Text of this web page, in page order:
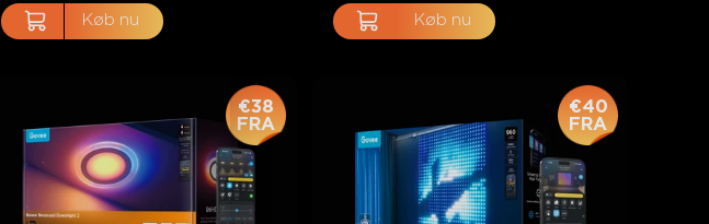
Køb nu Køb nu
€38
FRA
€40
FRA